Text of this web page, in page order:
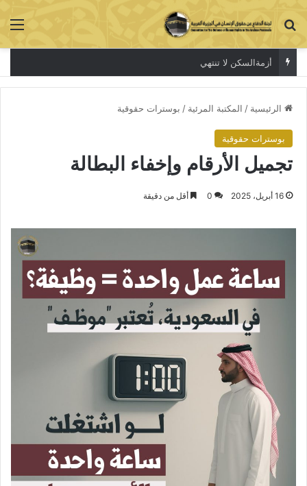
بحث عن
أزمةالسكن لا تنتهي
الرئيسية / المكتبة المرئية / بوسترات حقوقية
بوسترات حقوقية
تجميل الأرقام وإخفاء البطالة
16 أبريل، 2025 0 أقل من دقيقة